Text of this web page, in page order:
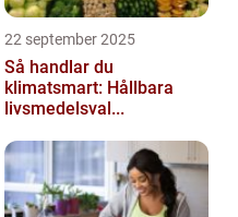
22 september 2025
Så handlar du
klimatsmart: Hållbara
livsmedelsval...